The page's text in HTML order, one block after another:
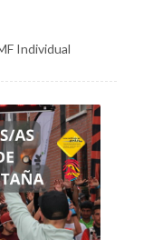
Individual